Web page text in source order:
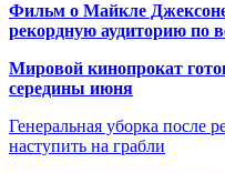
Фильм о Майкле
рекордную аудиторию по
Мировой кинопрокат
середины июня
Генеральная уборка после
наступить на грабли